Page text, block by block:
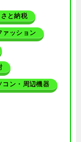
と納税
ァッション
コン・周辺機器